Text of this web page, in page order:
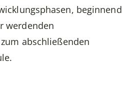
beginnend
werdenden
abschließenden